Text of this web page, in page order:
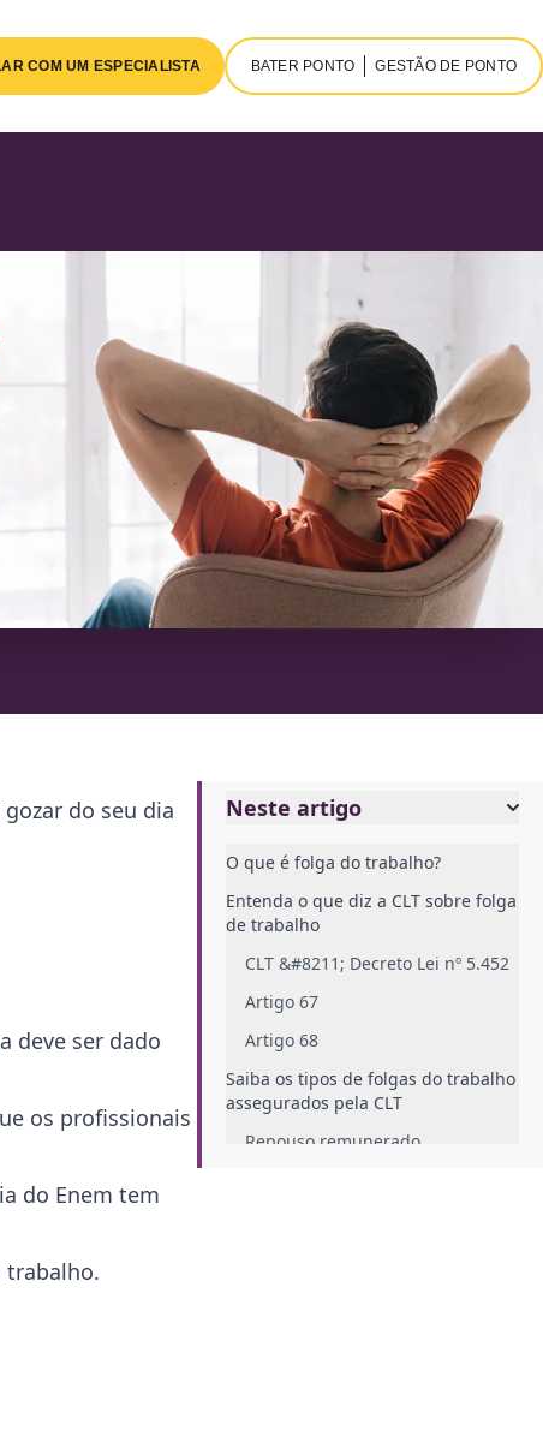
COM UM ESPECIALISTA BATER PONTO GESTÃO DE PONTO
Neste artigo
O que é folga do trabalho?
Entenda o que diz a CLT sobre folga
de trabalho
CLT &#8211; Decreto Lei nº 5.452
Artigo 67
Artigo 68
Saiba os tipos de folgas do trabalho
assegurados pela CLT
Repouso remunerado
do seu dia
deve ser dado
os profissionais
do Enem tem
trabalho.